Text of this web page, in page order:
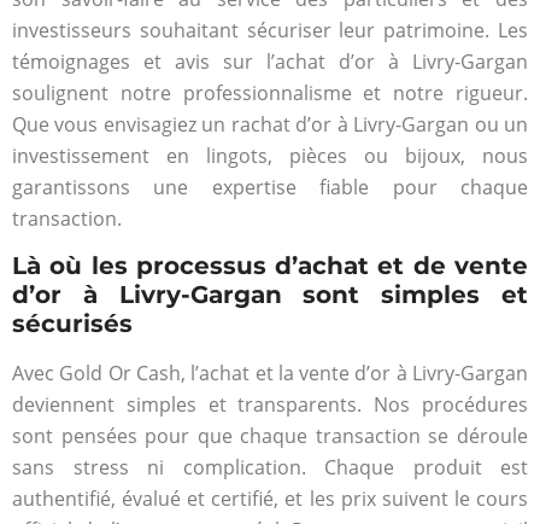
investisseurs souhaitant sécuriser leur patrimoine. Les
témoignages et avis sur l’achat d’or à Livry-Gargan
soulignent notre professionnalisme et notre rigueur.
Que vous envisagiez un rachat d’or à Livry-Gargan ou un
investissement en lingots, pièces ou bijoux, nous
garantissons une expertise fiable pour chaque
transaction.
Là où les processus d’achat et de vente
d’or à Livry-Gargan sont simples et
sécurisés
Avec Gold Or Cash, l’achat et la vente d’or à Livry-Gargan
deviennent simples et transparents. Nos procédures
sont pensées pour que chaque transaction se déroule
sans stress ni complication. Chaque produit est
authentifié, évalué et certifié, et les prix suivent le cours